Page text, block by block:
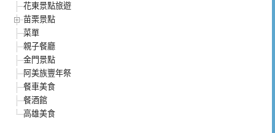
花東景點旅遊
苗栗景點
菜單
親子餐廳
金門景點
阿美族豐年祭
餐車美食
餐酒館
高雄美食